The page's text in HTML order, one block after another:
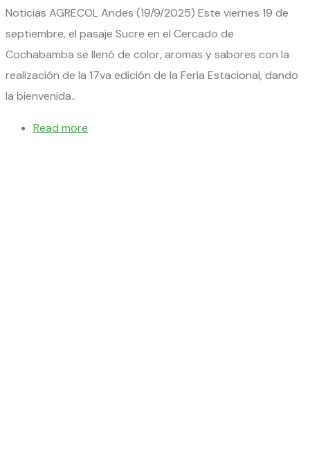
Noticias AGRECOL Andes (19/9/2025) Este viernes 19 de
septiembre, el pasaje Sucre en el Cercado de
Cochabamba se llenó de color, aromas y sabores con la
realización de la 17va edición de la Feria Estacional, dando
la bienvenida..
Read more